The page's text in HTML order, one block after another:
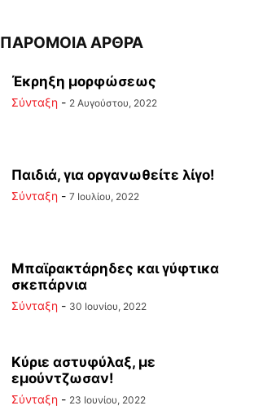
ΠΑΡΟΜΟΙΑ ΑΡΘΡΑ
Έκρηξη μορφώσεως
Σύνταξη - 2 Αυγούστου, 2022
Παιδιά, για οργανωθείτε λίγο!
Σύνταξη - 7 Ιουλίου, 2022
Μπαϊρακτάρηδες και γύφτικα
σκεπάρνια
Σύνταξη - 30 Ιουνίου, 2022
Κύριε αστυφύλαξ, με
εμούντζωσαν!
Σύνταξη - 23 Ιουνίου, 2022